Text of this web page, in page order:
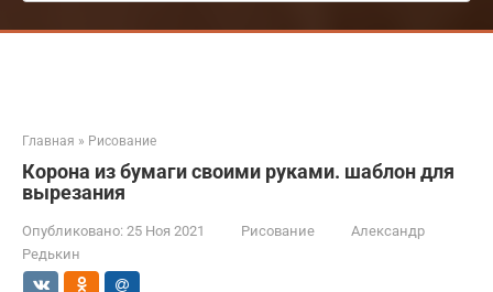
Главная » Рисование
Корона из бумаги своими руками. шаблон для
вырезания
Опубликовано: 25 Ноя 2021 Рисование
Александр
Редькин